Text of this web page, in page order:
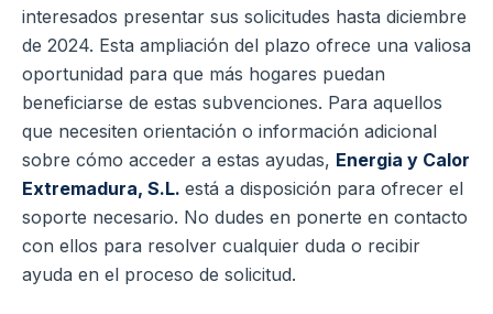
interesados presentar sus solicitudes hasta diciembre
de 2024. Esta ampliación del plazo ofrece una valiosa
oportunidad para que más hogares puedan
beneficiarse de estas subvenciones. Para aquellos
que necesiten orientación o información adicional
sobre cómo acceder a estas ayudas, Energia y Calor
Extremadura, S.L. está a disposición para ofrecer el
soporte necesario. No dudes en ponerte en contacto
con ellos para resolver cualquier duda o recibir
ayuda en el proceso de solicitud.